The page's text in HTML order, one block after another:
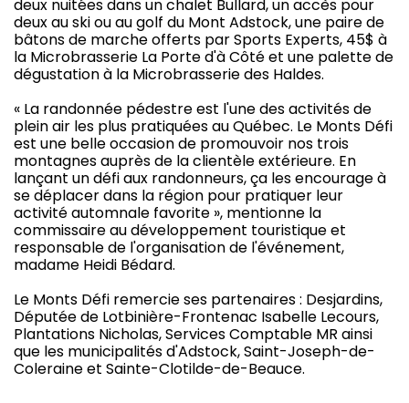
deux nuitées dans un chalet Bullard, un accès pour
deux au ski ou au golf du Mont Adstock, une paire de
bâtons de marche offerts par Sports Experts, 45$ à
la Microbrasserie La Porte d'à Côté et une palette de
dégustation à la Microbrasserie des Haldes.
« La randonnée pédestre est l'une des activités de
plein air les plus pratiquées au Québec. Le Monts Défi
est une belle occasion de promouvoir nos trois
montagnes auprès de la clientèle extérieure. En
lançant un défi aux randonneurs, ça les encourage à
se déplacer dans la région pour pratiquer leur
activité automnale favorite », mentionne la
commissaire au développement touristique et
responsable de l'organisation de l'événement,
madame Heidi Bédard.
Le Monts Défi remercie ses partenaires : Desjardins,
Députée de Lotbinière-Frontenac Isabelle Lecours,
Plantations Nicholas, Services Comptable MR ainsi
que les municipalités d'Adstock, Saint-Joseph-de-
Coleraine et Sainte-Clotilde-de-Beauce.